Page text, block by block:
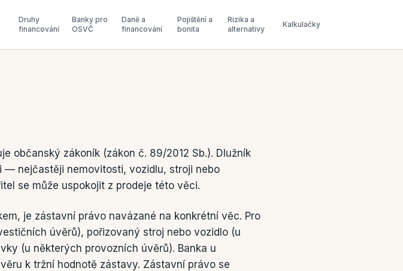
Druhy
financování
Banky pro
OSVČ
Daně a
financování
Pojištění a
bonita
Rizika a
alternativy
Kalkulačky
občanský zákoník (zákon č. 89/2012 Sb.). Dlužník
nejčastěji nemovitosti, vozidlu, stroji nebo
se může uspokojit z prodeje této věci.
je zástavní právo navázané na konkrétní věc. Pro
úvěrů), pořizovaný stroj nebo vozidlo (u
(u některých provozních úvěrů). Banka u
k tržní hodnotě zástavy. Zástavní právo se